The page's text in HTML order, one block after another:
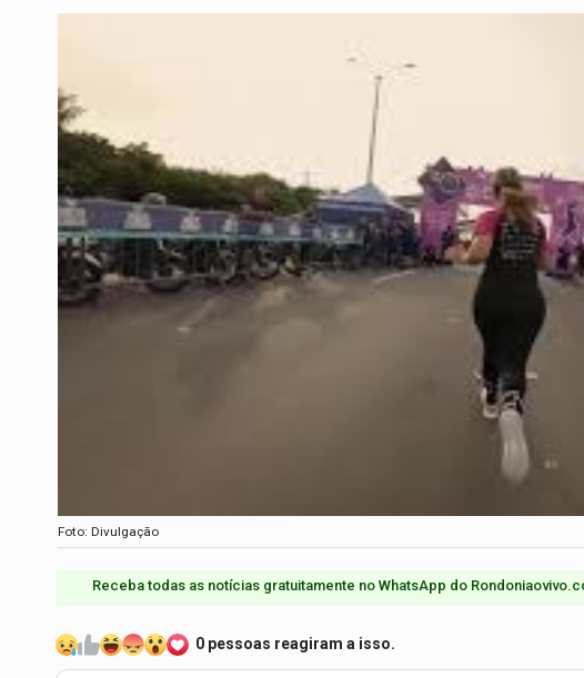
Foto: Divulgação
Receba todas as notícias gratuitamente no WhatsApp do
0 pessoas reagiram a isso.